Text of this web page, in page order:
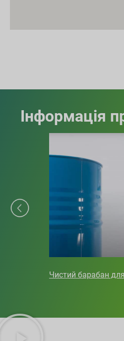
Інформація
Чистий барабан